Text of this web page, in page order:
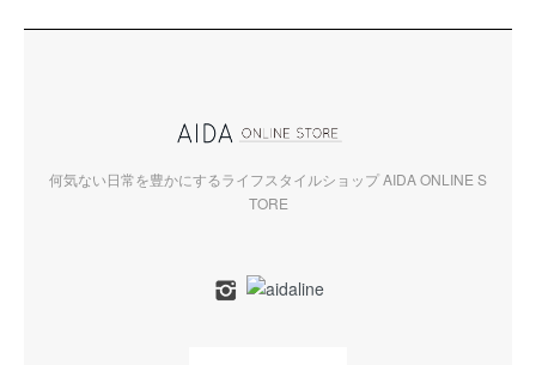
何気ない日常を豊かにするライフスタイルショップ AIDA ONLINE S
TORE